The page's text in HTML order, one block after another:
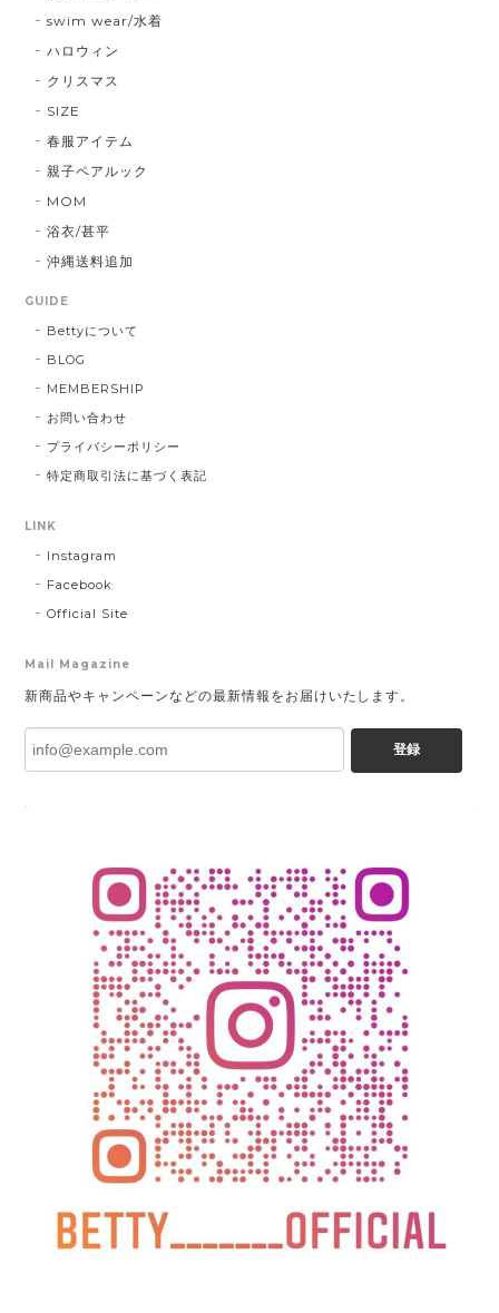
swim wear/水着
ハロウィン
クリスマス
SIZE
春服アイテム
親子ペアルック
MOM
浴衣/甚平
沖縄送料追加
GUIDE
Bettyについて
BLOG
MEMBERSHIP
お問い合わせ
プライバシーポリシー
特定商取引法に基づく表記
LINK
Instagram
Facebook
Official Site
Mail Magazine
新商品やキャンペーンなどの最新情報をお届けいたします。
登録